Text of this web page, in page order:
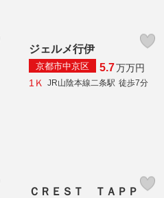
ジェルメ行伊
京都市中京区 5.7万万円
1Ｋ
JR山陰本線二条駅 徒歩7分
ＣＲＥＳＴ ＴＡＰＰ